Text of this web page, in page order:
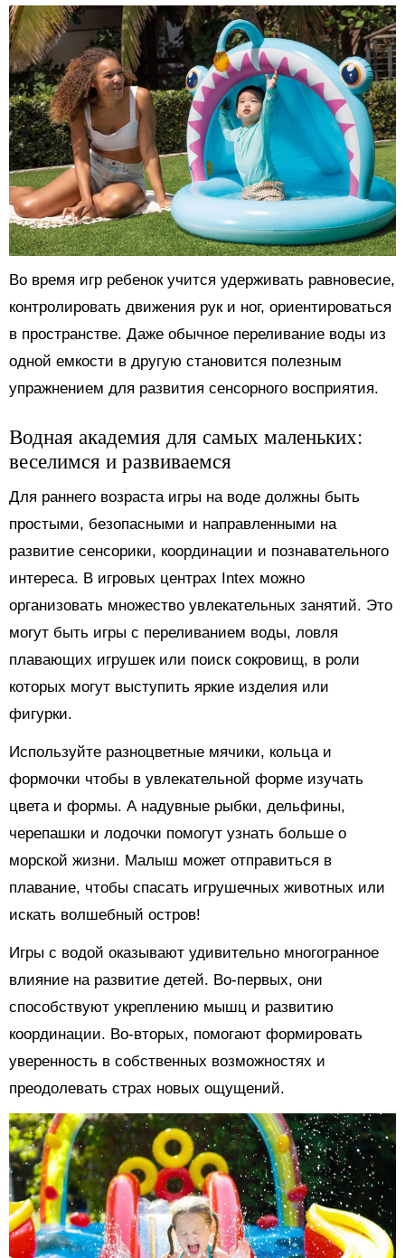
Во время игр ребенок учится удерживать равновесие,
контролировать движения рук и ног, ориентироваться
в пространстве. Даже обычное переливание воды из
одной емкости в другую становится полезным
упражнением для развития сенсорного восприятия.
Водная академия для самых маленьких:
веселимся и развиваемся
Для раннего возраста игры на воде должны быть
простыми, безопасными и направленными на
развитие сенсорики, координации и познавательного
интереса. В игровых центрах Intex можно
организовать множество увлекательных занятий. Это
могут быть игры с переливанием воды, ловля
плавающих игрушек или поиск сокровищ, в роли
которых могут выступить яркие изделия или
фигурки.
Используйте разноцветные мячики, кольца и
формочки чтобы в увлекательной форме изучать
цвета и формы. А надувные рыбки, дельфины,
черепашки и лодочки помогут узнать больше о
морской жизни. Малыш может отправиться в
плавание, чтобы спасать игрушечных животных или
искать волшебный остров!
Игры с водой оказывают удивительно многогранное
влияние на развитие детей. Во-первых, они
способствуют укреплению мышц и развитию
координации. Во-вторых, помогают формировать
уверенность в собственных возможностях и
преодолевать страх новых ощущений.